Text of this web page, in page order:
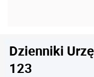
Dzienniki
123